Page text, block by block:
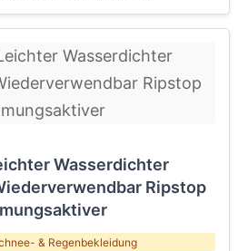
Wasserdichter
Ripstop
& Regenbekleidung